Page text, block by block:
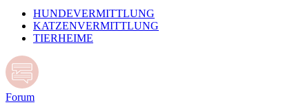
HUNDEVERMITTLUNG
KATZENVERMITTLUNG
TIERHEIME
Forum